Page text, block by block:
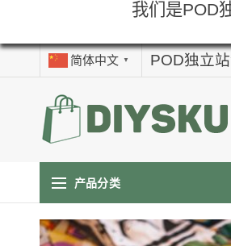
我们是POD
简体中文 ▼ POD独立
产品分类